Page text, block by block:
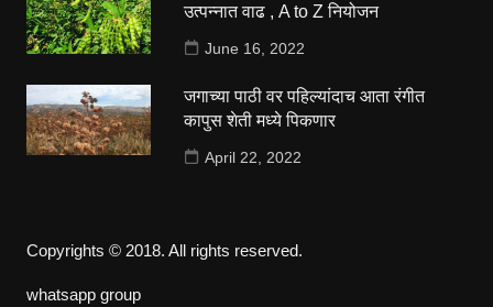
उत्पन्नात वाढ , A to Z नियोजन
June 16, 2022
जगाच्या पाठी वर पहिल्यांदाच आता रंगीत
कापुस शेती मध्ये पिकणार
April 22, 2022
Copyrights © 2018. All rights reserved.
whatsapp group